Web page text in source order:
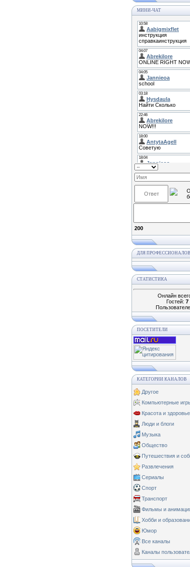
МИНИ-ЧАТ
200
ДЛЯ ПРОФЕССИОНАЛОВ
СТАТИСТИКА
Онлайн
Гостей: 7
ПОСЕТИТЕЛИ
КАТЕГОРИИ КАНАЛОВ
Другое
Компьютерные
Красота и здоровье
Люди и блоги
Музыка
Общество
Путешествия и
Развлечения
Сериалы
Спорт
Транспорт
Фильмы и
Хобби и
Юмор
Все каналы
Каналы